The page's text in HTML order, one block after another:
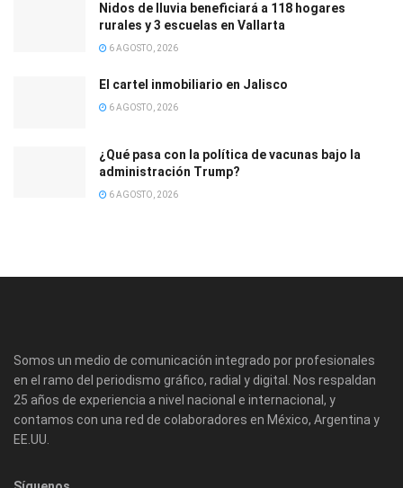
Nidos de lluvia beneficiará a 118 hogares
rurales y 3 escuelas en Vallarta
6 AGOSTO, 2026
El cartel inmobiliario en Jalisco
6 AGOSTO, 2026
¿Qué pasa con la política de vacunas bajo la
administración Trump?
6 AGOSTO, 2026
Somos un medio de comunicación integrado por profesionales
en el ramo del periodismo gráfico, radial y digital. Nos respaldan
25 años de experiencia a nivel nacional e internacional, y
contamos con una red de colaboradores en México, Argentina y
EE.UU.